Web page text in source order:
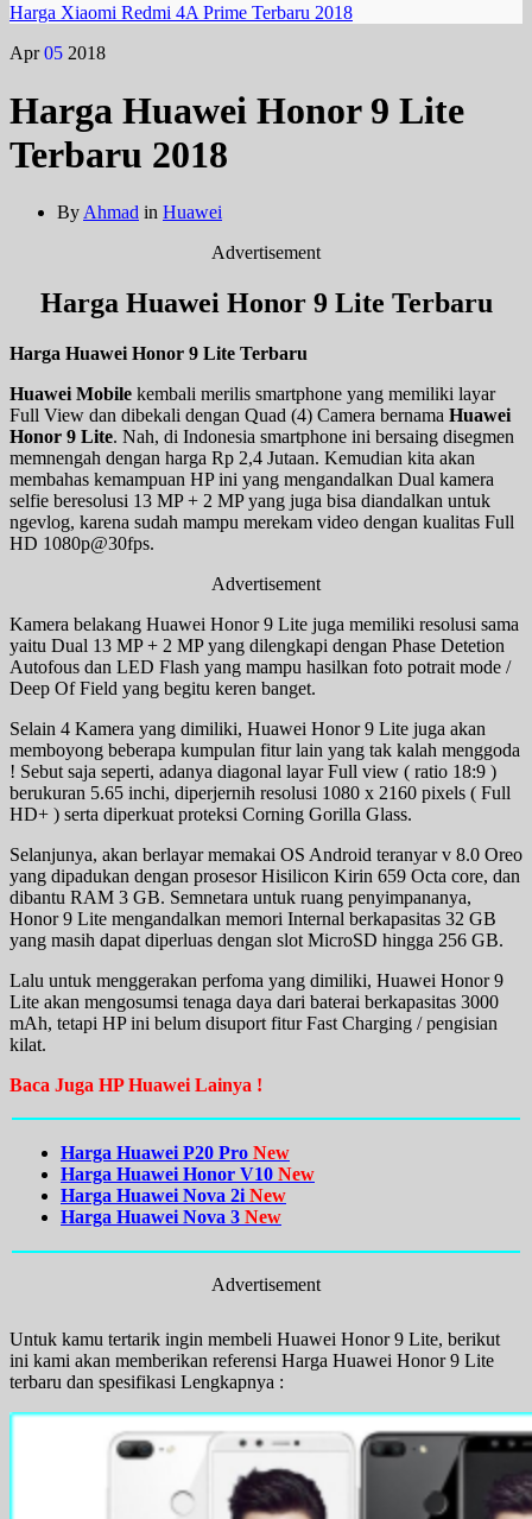
Harga Xiaomi Redmi 4A Prime Terbaru 2018
Apr 05 2018
Harga Huawei Honor 9 Lite
Terbaru 2018
ByAhmad in Huawei
Advertisement
Harga Huawei Honor 9 Lite Terbaru
Harga Huawei Honor 9 Lite Terbaru
Huawei Mobile kembali merilis smartphone yang memiliki layar
Full View dan dibekali dengan Quad (4) Camera bernama Huawei
Honor 9 Lite. Nah, di Indonesia smartphone ini bersaing disegmen
memnengah dengan harga Rp 2,4 Jutaan. Kemudian kita akan
membahas kemampuan HP ini yang mengandalkan Dual kamera
selfie beresolusi 13 MP + 2 MP yang juga bisa diandalkan untuk
ngevlog, karena sudah mampu merekam video dengan kualitas Full
HD 1080p@30fps.
Advertisement
Kamera belakang Huawei Honor 9 Lite juga memiliki resolusi sama
yaitu Dual 13 MP + 2 MP yang dilengkapi dengan Phase Detetion
Autofous dan LED Flash yang mampu hasilkan foto potrait mode /
Deep Of Field yang begitu keren banget.
Selain 4 Kamera yang dimiliki, Huawei Honor 9 Lite juga akan
memboyong beberapa kumpulan fitur lain yang tak kalah menggoda
! Sebut saja seperti, adanya diagonal layar Full view ( ratio 18:9 )
berukuran 5.65 inchi, diperjernih resolusi 1080 x 2160 pixels ( Full
HD+ ) serta diperkuat proteksi Corning Gorilla Glass.
Selanjunya, akan berlayar memakai OS Android teranyar v 8.0 Oreo
yang dipadukan dengan prosesor Hisilicon Kirin 659 Octa core, dan
dibantu RAM 3 GB. Semnetara untuk ruang penyimpananya,
Honor 9 Lite mengandalkan memori Internal berkapasitas 32 GB
yang masih dapat diperluas dengan slot MicroSD hingga 256 GB.
Lalu untuk menggerakan perfoma yang dimiliki, Huawei Honor 9
Lite akan mengosumsi tenaga daya dari baterai berkapasitas 3000
mAh, tetapi HP ini belum disuport fitur Fast Charging / pengisian
kilat.
Baca Juga HP Huawei Lainya !
Harga Huawei P20 Pro New
Harga Huawei Honor V10 New
Harga Huawei Nova 2i New
Harga Huawei Nova 3 New
Advertisement
Untuk kamu tertarik ingin membeli Huawei Honor 9 Lite, berikut
ini kami akan memberikan referensi Harga Huawei Honor 9 Lite
terbaru dan spesifikasi Lengkapnya :